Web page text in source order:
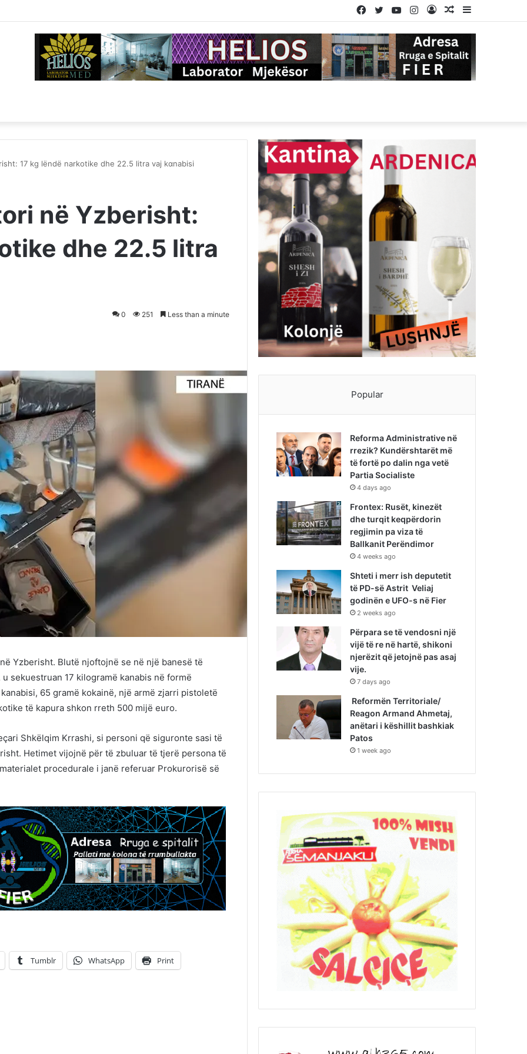
Sidebar
Random
Log
Instagram
YouTube
Twitter
Facebook
17 kg lëndë narkotike dhe 22.5 litra vaj kαnabisi
në Yzberisht:
dhe 22.5 litra
0 251 Less than a minute
Yzberisht. Blutë njoftojnë se në një banesë të
sekuestruan 17 kilogramë kanabis në formë
65 gramë kokainë, një armë zjarri pistoletë
të kapura shkon rreth 500 mijë euro.
Shkëlqim Krrashi, si personi që siguronte sasi të
Hetimet vijojnë për të zbuluar të tjerë persona të
procedurale i janë referuar Prokurorisë së
Tumblr WhatsApp Print
Popular
Reforma Administrative në
rrezik? Kundërshtarët më
të fortë po dalin nga vetë
Partia Socialiste
4 days ago
Frontex: Rusët, kinezët
dhe turqit keqpërdorin
regjimin pa viza të
Ballkanit Perëndimor
4 weeks ago
Shteti i merr ish deputetit
të PD-së Astrit Veliaj
godinën e UFO-s në Fier
2 weeks ago
Përpara se të vendosni një
vijë të re në hartë, shikoni
njerëzit që jetojnë pas asaj
vije.
7 days ago
Reformën Territoriale/
Reagon Armand Ahmetaj,
anëtari i këshillit bashkiak
Patos
1 week ago